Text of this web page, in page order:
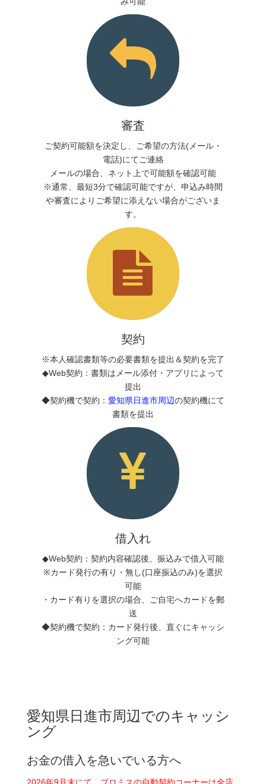
審査
ご契約可能額を決定し、ご希望の方法(メール・
電話)にてご連絡
メールの場合、ネット上で可能額を確認可能
※通常、最短3分で確認可能ですが、申込み時間
や審査によりご希望に添えない場合がございま
す。
契約
※本人確認書類等の必要書類を提出＆契約を完了
◆Web契約：書類はメール添付・アプリによって
提出
◆契約機で契約： 愛知県日進市周辺の契約機にて
書類を提出
借入れ
◆Web契約：契約内容確認後、振込みで借入可能
※カード発行の有り・無し(口座振込のみ)を選択
可能
・カード有りを選択の場合、ご自宅へカードを郵
送
◆契約機で契約：カード発行後、直ぐにキャッシ
ング可能
愛知県日進市周辺でのキャッシ
ング
お金の借入を急いでいる方へ
2026年9月末にて、プロミスの自動契約コーナーは全店